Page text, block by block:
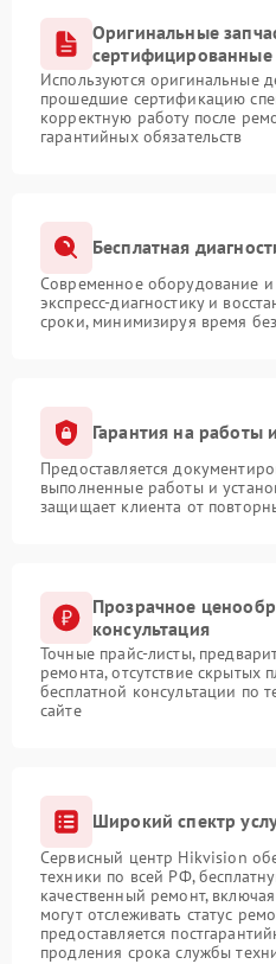
Оригинальные
сертифицированные
Используются оригинальные
прошедшие сертификацию
корректную работу после
гарантийных обязательств
Бесплатная
Современное оборудование и
экспресс-диагностику и
сроки, минимизируя время
Гарантия на работы
Предоставляется
выполненные работы и
защищает клиента от
Прозрачное
консультация
Точные прайс-листы,
ремонта, отсутствие скрытых
бесплатной консультации по
сайте
Широкий спектр
Сервисный центр Hikvision
техники по всей РФ,
качественный ремонт,
могут отслеживать статус
предоставляется
продления срока службы